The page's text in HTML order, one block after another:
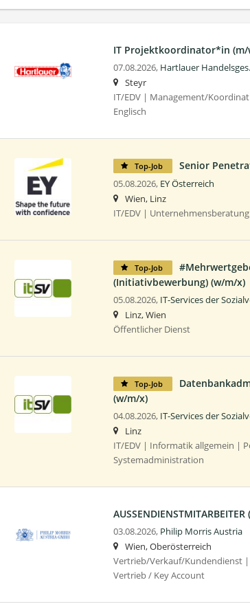
IT Projektkoordinator*in (m/
07.08.2026, Hartlauer
Steyr
IT/EDV | Management/
Englisch
Top-Job Senior
05.08.2026, EY Österreich
Wien, Linz
IT/EDV |
Top-Job
(Initiativbewerbung) (w/m/x)
05.08.2026, IT-Services der
Linz, Wien
Öffentlicher Dienst
Top-Job
(w/m/x)
04.08.2026, IT-Services der
Linz
IT/EDV | Informatik allgemein |
Systemadministration
03.08.2026, Philip Morris Austria
Wien, Oberösterreich
Vertrieb/Verkauf/Kundendienst
Vertrieb / Key Account